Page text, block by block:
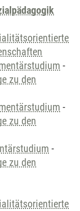
-
zu den
-
zu den
-
zu den